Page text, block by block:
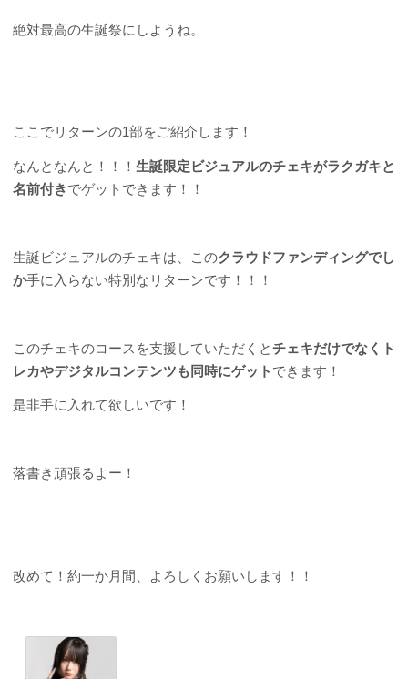
絶対最高の生誕祭にしようね。
ここでリターンの1部をご紹介します！
なんとなんと！！！ 生誕限定ビジュアルのチェキがラクガキと
名前付きでゲットできます！！
生誕ビジュアルのチェキは、このクラウドファンディングでし
か手に入らない特別なリターンです！！！
このチェキのコースを支援していただくとチェキだけでなくト
レカやデジタルコンテンツも同時にゲット できます！
是非手に入れて欲しいです！
落書き頑張るよー！
改めて！約一か月間、よろしくお願いします！！